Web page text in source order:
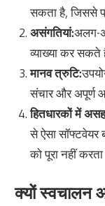
सकता है, जिससे
असंगतियां:अलग-
व्याख्या कर
मानव त्रुटि:
संचार और अपूर्ण
हितधारकों में
से ऐसा
को पूरा नहीं
क्यों स्वचालन